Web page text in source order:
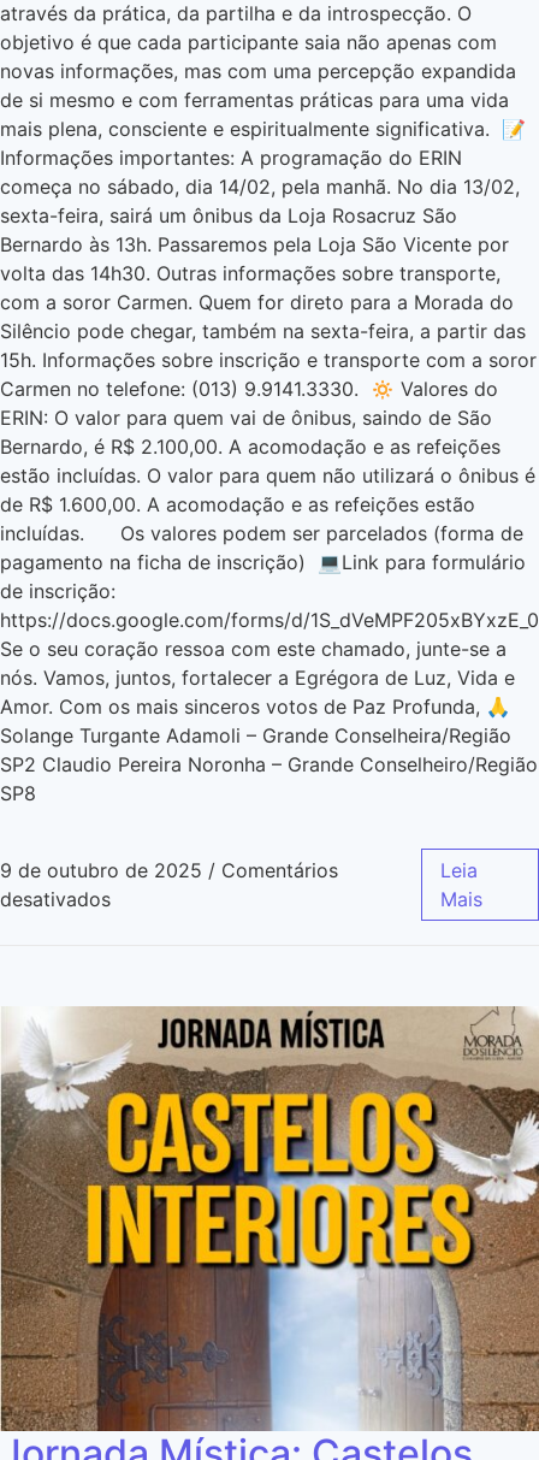
através da prática, da partilha e da introspecção. O
objetivo é que cada participante saia não apenas com
novas informações, mas com uma percepção expandida
de si mesmo e com ferramentas práticas para uma vida
mais plena, consciente e espiritualmente significativa. 📝
Informações importantes: A programação do ERIN
começa no sábado, dia 14/02, pela manhã. No dia 13/02,
sexta-feira, sairá um ônibus da Loja Rosacruz São
Bernardo às 13h. Passaremos pela Loja São Vicente por
volta das 14h30. Outras informações sobre transporte,
com a soror Carmen. Quem for direto para a Morada do
Silêncio pode chegar, também na sexta-feira, a partir das
15h. Informações sobre inscrição e transporte com a soror
Carmen no telefone: (013) 9.9141.3330. 🔅 Valores do
ERIN: O valor para quem vai de ônibus, saindo de São
Bernardo, é R$ 2.100,00. A acomodação e as refeições
estão incluídas. O valor para quem não utilizará o ônibus é
de R$ 1.600,00. A acomodação e as refeições estão
incluídas. Os valores podem ser parcelados (forma de
pagamento na ficha de inscrição) 💻Link para formulário
de inscrição:
https://docs.google.com/forms/d/
Se o seu coração ressoa com este chamado, junte-se a
nós. Vamos, juntos, fortalecer a Egrégora de Luz, Vida e
Amor. Com os mais sinceros votos de Paz Profunda, 🙏
Solange Turgante Adamoli – Grande Conselheira/Região
SP2 Claudio Pereira Noronha – Grande Conselheiro/Região
SP8
9 de outubro de 2025 / Comentários
desativados
Leia
Mais